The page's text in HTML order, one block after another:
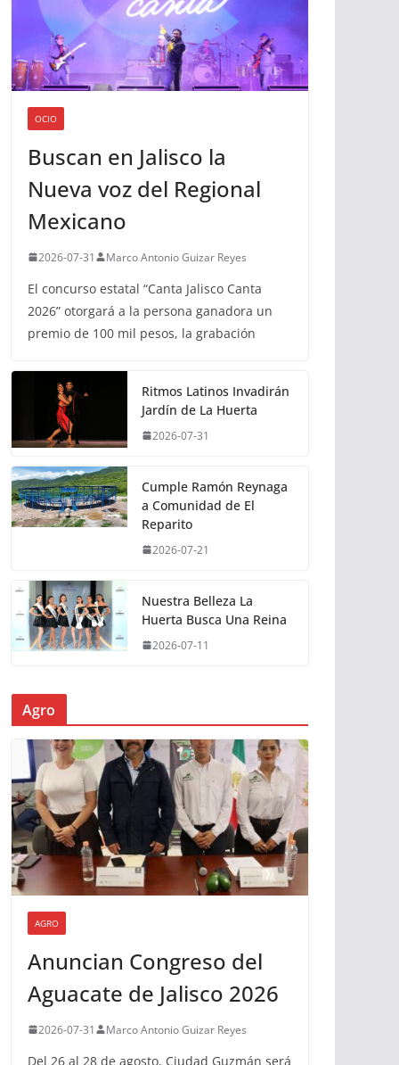
OCIO
Buscan en Jalisco la
Nueva voz del Regional
Mexicano
2026-07-31 Marco Antonio Guizar Reyes
El concurso estatal “Canta Jalisco Canta
2026” otorgará a la persona ganadora un
premio de 100 mil pesos, la grabación
Ritmos Latinos Invadirán
Jardín de La Huerta
2026-07-31
Cumple Ramón Reynaga
a Comunidad de El
Reparito
2026-07-21
Nuestra Belleza La
Huerta Busca Una Reina
2026-07-11
Agro
AGRO
Anuncian Congreso del
Aguacate de Jalisco 2026
2026-07-31 Marco Antonio Guizar Reyes
Del 26 al 28 de agosto, Ciudad Guzmán será